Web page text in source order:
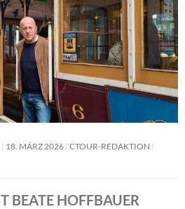
18. MÄRZ 2026 CTOUR-REDAKTION
BEATE HOFFBAUER